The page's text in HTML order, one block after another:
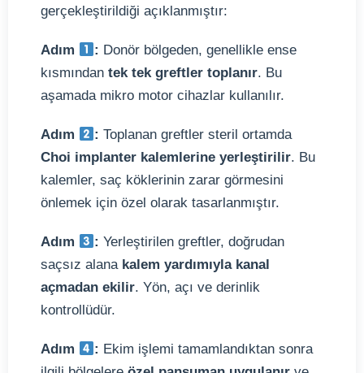
gerçekleştirildiği açıklanmıştır:
Adım : Donör bölgeden, genellikle ense
kısmından tek tek greftler toplanır. Bu
aşamada mikro motor cihazlar kullanılır.
Adım : Toplanan greftler steril ortamda
Choi implanter kalemlerine yerleştirilir. Bu
kalemler, saç köklerinin zarar görmesini
önlemek için özel olarak tasarlanmıştır.
Adım : Yerleştirilen greftler, doğrudan
saçsız alana kalem yardımıyla kanal
açmadan ekilir. Yön, açı ve derinlik
kontrollüdür.
Adım : Ekim işlemi tamamlandıktan sonra